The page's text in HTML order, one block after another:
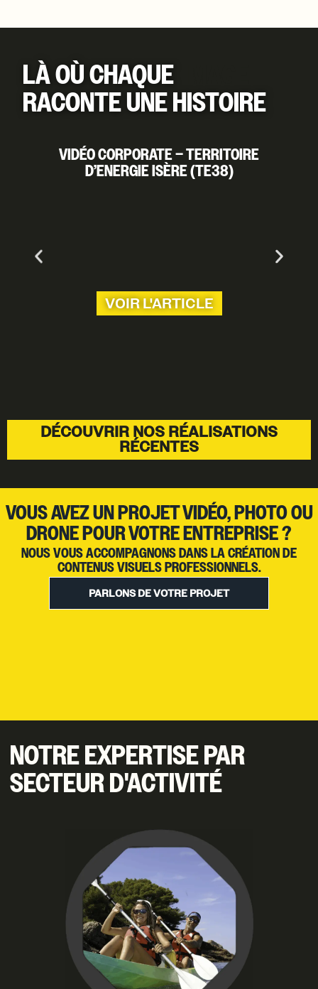
LÀ OÙ CHAQUE
RACONTE UNE HISTOIRE​
VIDÉO CORPORATE – TERRITOIRE
D’ENERGIE ISÈRE (TE38)
VOIR L'ARTICLE
DÉCOUVRIR NOS RÉALISATIONS
RÉCENTES
VOUS AVEZ UN PROJET VIDÉO, PHOTO OU
DRONE POUR VOTRE ENTREPRISE ?
NOUS VOUS ACCOMPAGNONS DANS LA CRÉATION DE
CONTENUS VISUELS PROFESSIONNELS.
PARLONS DE VOTRE PROJET
NOTRE EXPERTISE PAR
SECTEUR D'ACTIVITÉ